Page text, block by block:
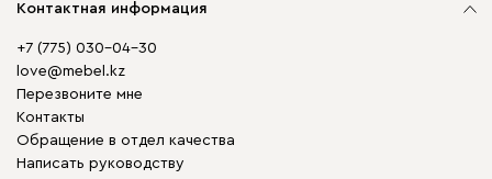
Контактная информация
+7 (775) 030-04-30
love@mebel.kz
Перезвоните мне
Контакты
Обращение в отдел качества
Написать руководству